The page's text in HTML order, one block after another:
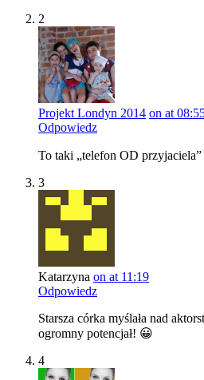
2
Projekt Londyn 2014 on at
Odpowiedz
To taki „telefon OD
3
Katarzyna on at 11:19
Odpowiedz
Starsza córka myślała nad
ogromny potencjał! 😀
4